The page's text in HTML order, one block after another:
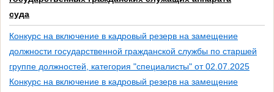
суда
Конкурс на включение в кадровый резерв на замещение
должности государственной гражданской службы по старшей
группе должностей, категория "специалисты" от 02.07.2025
Конкурс на включение в кадровый резерв на замещение